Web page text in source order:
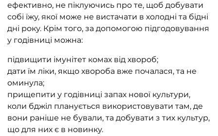
ефективно, не піклуючись про те, щоб добувати
собі їжу, якої може не вистачати в холодні та бідні
дні року. Крім того, за допомогою підгодовування
у годівниці можна:
підвищити імунітет комах від хвороб;
дати їм ліки, якщо хвороба вже почалася, та не
оминула;
прищепити у годівниці запах нової культури,
коли бджіл планується використовувати там, де
вони раніше не бували, та добувати з тих культур,
що для них є в новинку.